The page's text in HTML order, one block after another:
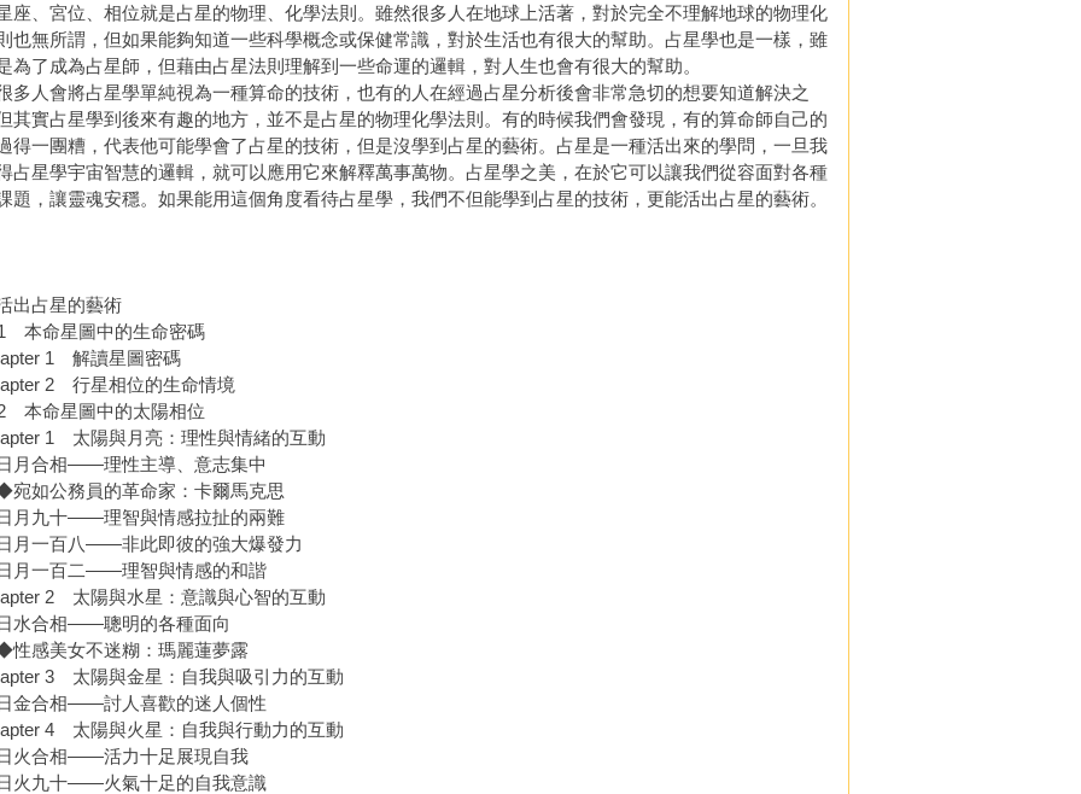
、宮位、相位就是占星的物理、化學法則。雖然很多人在地球上活著，對於完全不理解地球的物理化
也無所謂，但如果能夠知道一些科學概念或保健常識，對於生活也有很大的幫助。占星學也是一樣，雖
為了成為占星師，但藉由占星法則理解到一些命運的邏輯，對人生也會有很大的幫助。
人會將占星學單純視為一種算命的技術，也有的人在經過占星分析後會非常急切的想要知道解決之
其實占星學到後來有趣的地方，並不是占星的物理化學法則。有的時候我們會發現，有的算命師自己的
得一團糟，代表他可能學會了占星的技術，但是沒學到占星的藝術。占星是一種活出來的學問，一旦我
占星學宇宙智慧的邏輯，就可以應用它來解釋萬事萬物。占星學之美，在於它可以讓我們從容面對各種
題，讓靈魂安穩。如果能用這個角度看待占星學，我們不但能學到占星的技術，更能活出占星的藝術。
出占星的藝術
本命星圖中的生命密碼
1 解讀星圖密碼
2 行星相位的生命情境
本命星圖中的太陽相位
1 太陽與月亮：理性與情緒的互動
合相——理性主導、意志集中
公務員的革命家：卡爾馬克思
九十——理智與情感拉扯的兩難
一百八——非此即彼的強大爆發力
一百二——理智與情感的和諧
2 太陽與水星：意識與心智的互動
合相——聰明的各種面向
美女不迷糊：瑪麗蓮夢露
3 太陽與金星：自我與吸引力的互動
合相——討人喜歡的迷人個性
4 太陽與火星：自我與行動力的互動
合相——活力十足展現自我
九十——火氣十足的自我意識